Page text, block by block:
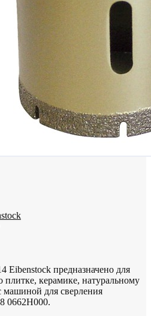
Eibenstock предназначено для
плитке, керамике, натуральному
для сверления
0662H000.